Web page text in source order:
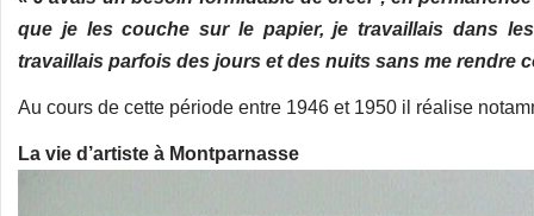
que je les couche sur le papier, je travaillais dans
travaillais parfois des jours et des nuits sans me rendre
Au cours de cette période entre 1946 et 1950 il réalise
La vie d’artiste à Montparnasse